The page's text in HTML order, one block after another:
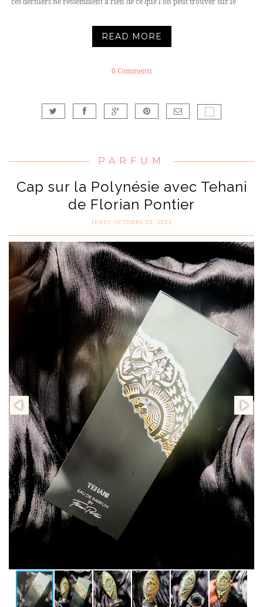
READ MORE
0 Comments
PARFUM
Cap sur la Polynésie avec Tehani
de Florian Pontier
JEUDI, OCTOBRE 02, 2025